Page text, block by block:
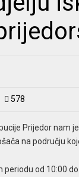
578
Prijedor nam
na području
periodu od 10:00